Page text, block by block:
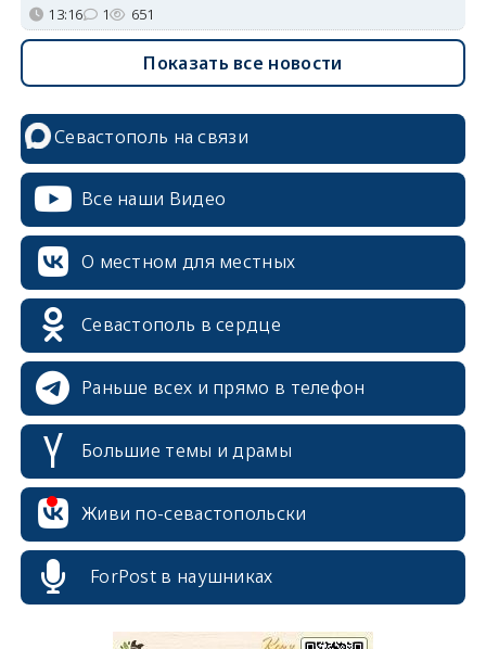
13:16 1 651
Показать все новости
Севастополь на связи
Все наши Видео
О местном для местных
Севастополь в сердце
Раньше всех и прямо в телефон
Большие темы и драмы
Живи по-севастопольски
ForPost в наушниках